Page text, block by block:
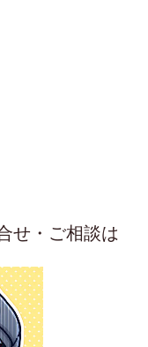
せ・ご相談は